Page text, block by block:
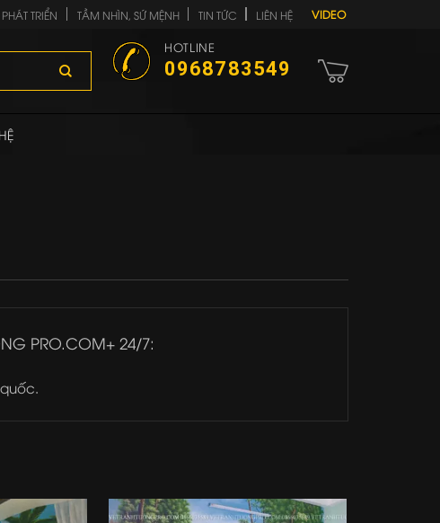
TRIỂN TẦM NHÌN, SỨ MỆNH TIN TỨC LIÊN HỆ VIDEO
HOTLINE
0968783549
PRO.COM+ 24/7:
quốc.